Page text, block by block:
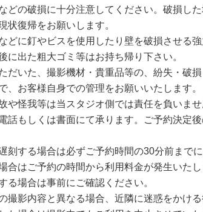
どの破損に十分注意してください。破損し
状復帰をお願いします。
どに釘やビスを使用したり壁を破損させる
に出た粗大ゴミ等はお持ち帰り下さい。
だいた、撮影機材・貴重品等の、紛失・破
、お客様自身での管理をお願いいたします。
や怪我等は当スタジオ側では責任を負いませ
話もしくは書面にて承ります。ご予約決定
刻する場合は必ずご予約時間の30分前まで
合はご予約の時間から利用料金が発生いたし
る場合は事前にご確認ください。
撮影内容と異なる場合、近隣に迷惑をかけ